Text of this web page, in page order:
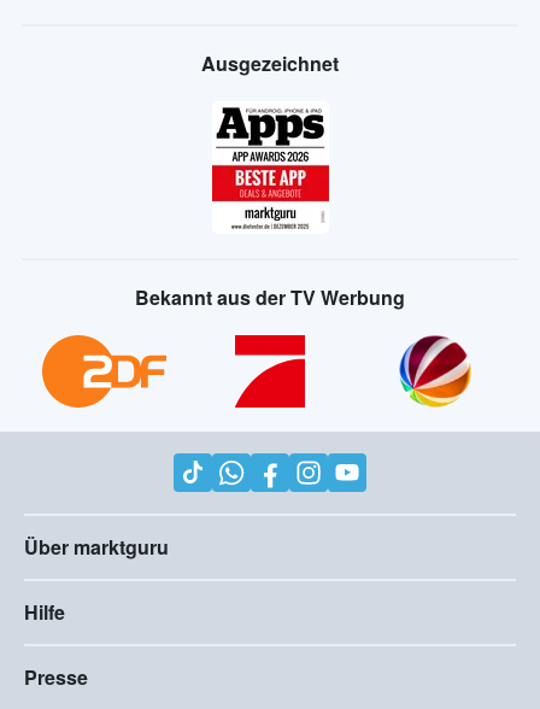
Ausgezeichnet
Bekannt aus der TV Werbung
Über marktguru
Hilfe
Presse